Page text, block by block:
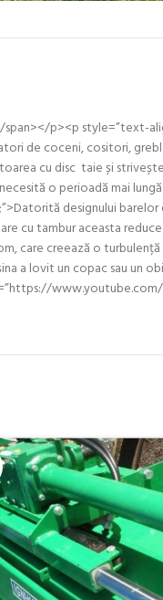
p><p style=”text-
de coceni, cositori,
cu disc taie și
o perioadă mai
designului
cu tambur aceasta
care creează o
a lovit un copac sau